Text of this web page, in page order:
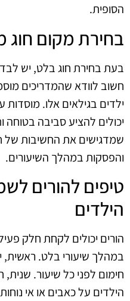
הסופית.
בחירת מקום חוג
בעת בחירת חוג בלט, יש
חשוב לוודא שהמדריכים
ילדים בגילאים אלו. מוסדות
יכולים להציע סביבה בטוחה
שמדגישים את החשיבות של
והפסקות במהלך השיעורים.
טיפים להורים
הילדים
הורים יכולים לקחת חלק
במהלך שיעורי בלט.
חימום לפני כל שיעור.
הילדים על כאבים או אי